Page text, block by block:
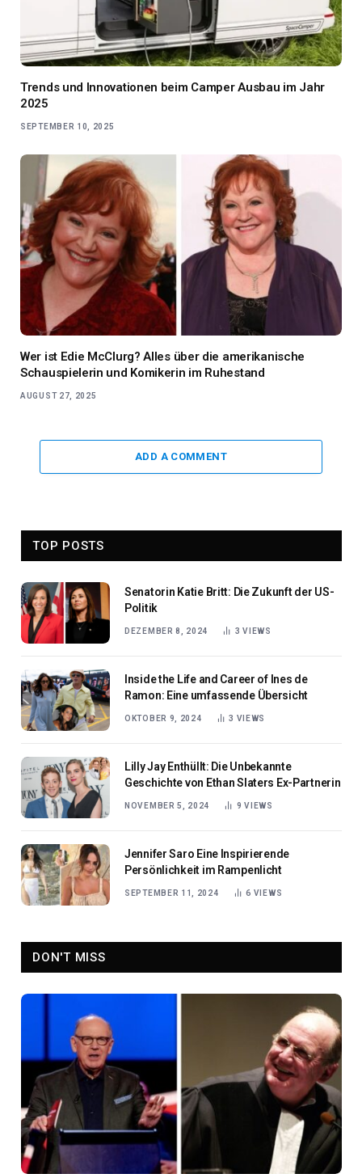
Trends und Innovationen beim Camper Ausbau im Jahr
2025
SEPTEMBER 10, 2025
Wer ist Edie McClurg? Alles über die amerikanische
Schauspielerin und Komikerin im Ruhestand
AUGUST 27, 2025
ADD A COMMENT
TOP POSTS
Senatorin Katie Britt: Die Zukunft der US-
Politik
DEZEMBER 8, 2024 3VIEWS
Inside the Life and Career of Ines de
Ramon: Eine umfassende Übersicht
OKTOBER 9, 2024 3 VIEWS
Lilly Jay Enthüllt: Die Unbekannte
Geschichte von Ethan Slaters Ex-Partnerin
NOVEMBER 5, 2024 9VIEWS
Jennifer Saro Eine Inspirierende
Persönlichkeit im Rampenlicht
SEPTEMBER 11, 2024 6 VIEWS
DON'T MISS